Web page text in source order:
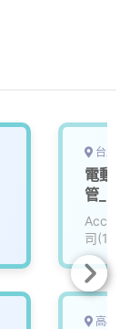
台北
電動
管_電
司
高雄